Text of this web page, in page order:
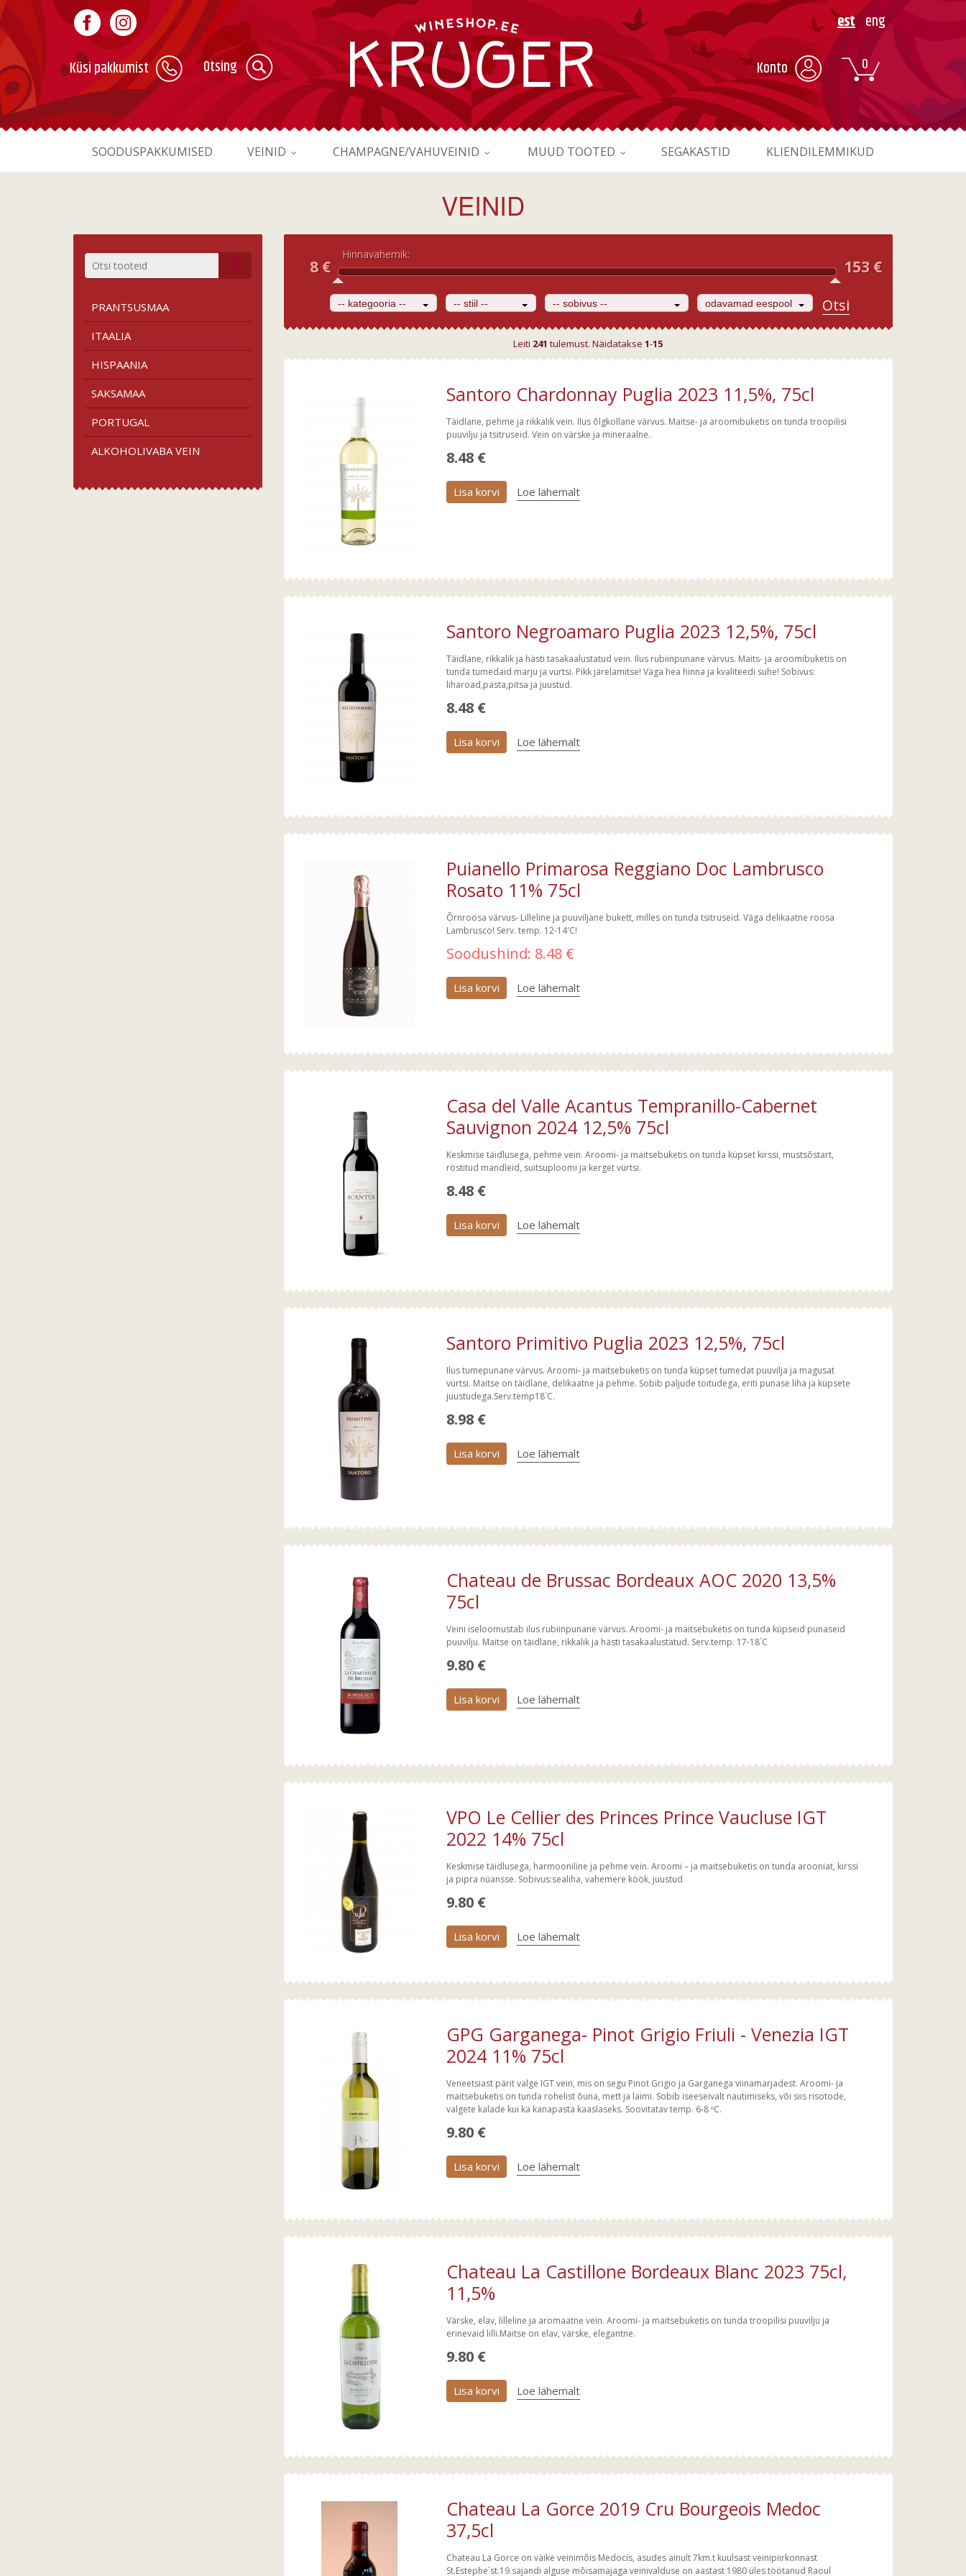
Küsi pakkumist Otsing Konto 0
est eng
SOODUSPAKKUMISED VEINID CHAMPAGNE/VAHUVEINID MUUD TOOTED SEGAKASTID KLIENDILEMMIKUD
VEINID
8€
Hinnavahemik:
153€
-- kategooria -- -- stiil -- -- sobivus -- odavamad eespool Otsi
Leiti 241 tulemust. Näidatakse1-15
Santoro Chardonnay Puglia 2023 11,5%, 75cl
Täidlane, pehme ja rikkalik vein. Ilus õlgkollane värvus. Maitse- ja aroomibuketis on tunda troopilisi
puuvilju ja tsitruseid. Vein on värske ja mineraalne.
8.48 €
Lisa korvi Loe lähemalt
Santoro Negroamaro Puglia 2023 12,5%, 75cl
Täidlane, rikkalik ja hästi tasakaalustatud vein. Ilus rubiinpunane värvus. Maits- ja aroomibuketis on
tunda tumedaid marju ja vürtsi. Pikk järelamitse! Väga hea hinna ja kvaliteedi suhe! Sobivus:
liharoad,pasta,pitsa ja juustud.
8.48 €
Lisa korvi Loe lähemalt
Puianello Primarosa Reggiano Doc Lambrusco
Rosato 11% 75cl
Õrnroosa värvus- Lilleline ja puuviljane bukett, milles on tunda tsitruseid. Väga delikaatne roosa
Lambrusco! Serv. temp. 12-14'C!
Soodushind: 8.48 €
Lisa korvi Loe lähemalt
Casa del Valle Acantus Tempranillo-Cabernet
Sauvignon 2024 12,5% 75cl
Keskmise täidlusega, pehme vein. Aroomi- ja maitsebuketis on tunda küpset kirssi, mustsõstart,
röstitud mandleid, suitsuploomi ja kerget vürtsi.
8.48 €
Lisa korvi Loe lähemalt
Santoro Primitivo Puglia 2023 12,5%, 75cl
Ilus tumepunane värvus. Aroomi- ja maitsebuketis on tunda küpset tumedat puuvilja ja magusat
vürtsi. Maitse on täidlane, delikaatne ja pehme. Sobib paljude toitudega, eriti punase liha ja küpsete
juustudega.Serv.temp18`C.
8.98 €
Lisa korvi Loe lähemalt
Chateau de Brussac Bordeaux AOC 2020 13,5%
75cl
Veini iseloomustab ilus rubiinpunane värvus. Aroomi- ja maitsebuketis on tunda küpseid punaseid
puuvilju. Maitse on täidlane, rikkalik ja hästi tasakaalustatud. Serv.temp. 17-18`C
9.80 €
Lisa korvi Loe lähemalt
VPO Le Cellier des Princes Prince Vaucluse IGT
2022 14% 75cl
Keskmise täidlusega, harmooniline ja pehme vein. Aroomi – ja maitsebuketis on tunda arooniat, kirssi
ja pipra nüansse. Sobivus:sealiha, vahemere köök, juustud
9.80 €
Lisa korvi Loe lähemalt
GPG Garganega- Pinot Grigio Friuli - Venezia IGT
2024 11% 75cl
Veneetsiast pärit valge IGT vein, mis on segu Pinot Grigio ja Garganega viinamarjadest. Aroomi- ja
maitsebuketis on tunda rohelist õuna, mett ja laimi. Sobib iseeseivalt nautimiseks, või siis risotode,
valgete kalade kui ka kanapasta kaaslaseks. Soovitatav temp. 6-8 ºC.
9.80 €
Lisa korvi Loe lähemalt
Chateau La Castillone Bordeaux Blanc 2023 75cl,
11,5%
Värske, elav, lilleline ja aromaatne vein. Aroomi- ja maitsebuketis on tunda troopilisi puuvilju ja
erinevaid lilli.Maitse on elav, värske, elegantne.
9.80 €
Lisa korvi Loe lähemalt
Chateau La Gorce 2019 Cru Bourgeois Medoc
37,5cl
Chateau La Gorce on väike veinimõis Medocis, asudes ainult 7km.t kuulsast veinipiirkonnast
St.Estephe`st.19.sajandi alguse mõisamajaga veinivalduse on aastast 1980 üles töötanud Raoul
PRANTSUSMAA
ITAALIA
HISPAANIA
SAKSAMAA
PORTUGAL
ALKOHOLIVABA VEIN